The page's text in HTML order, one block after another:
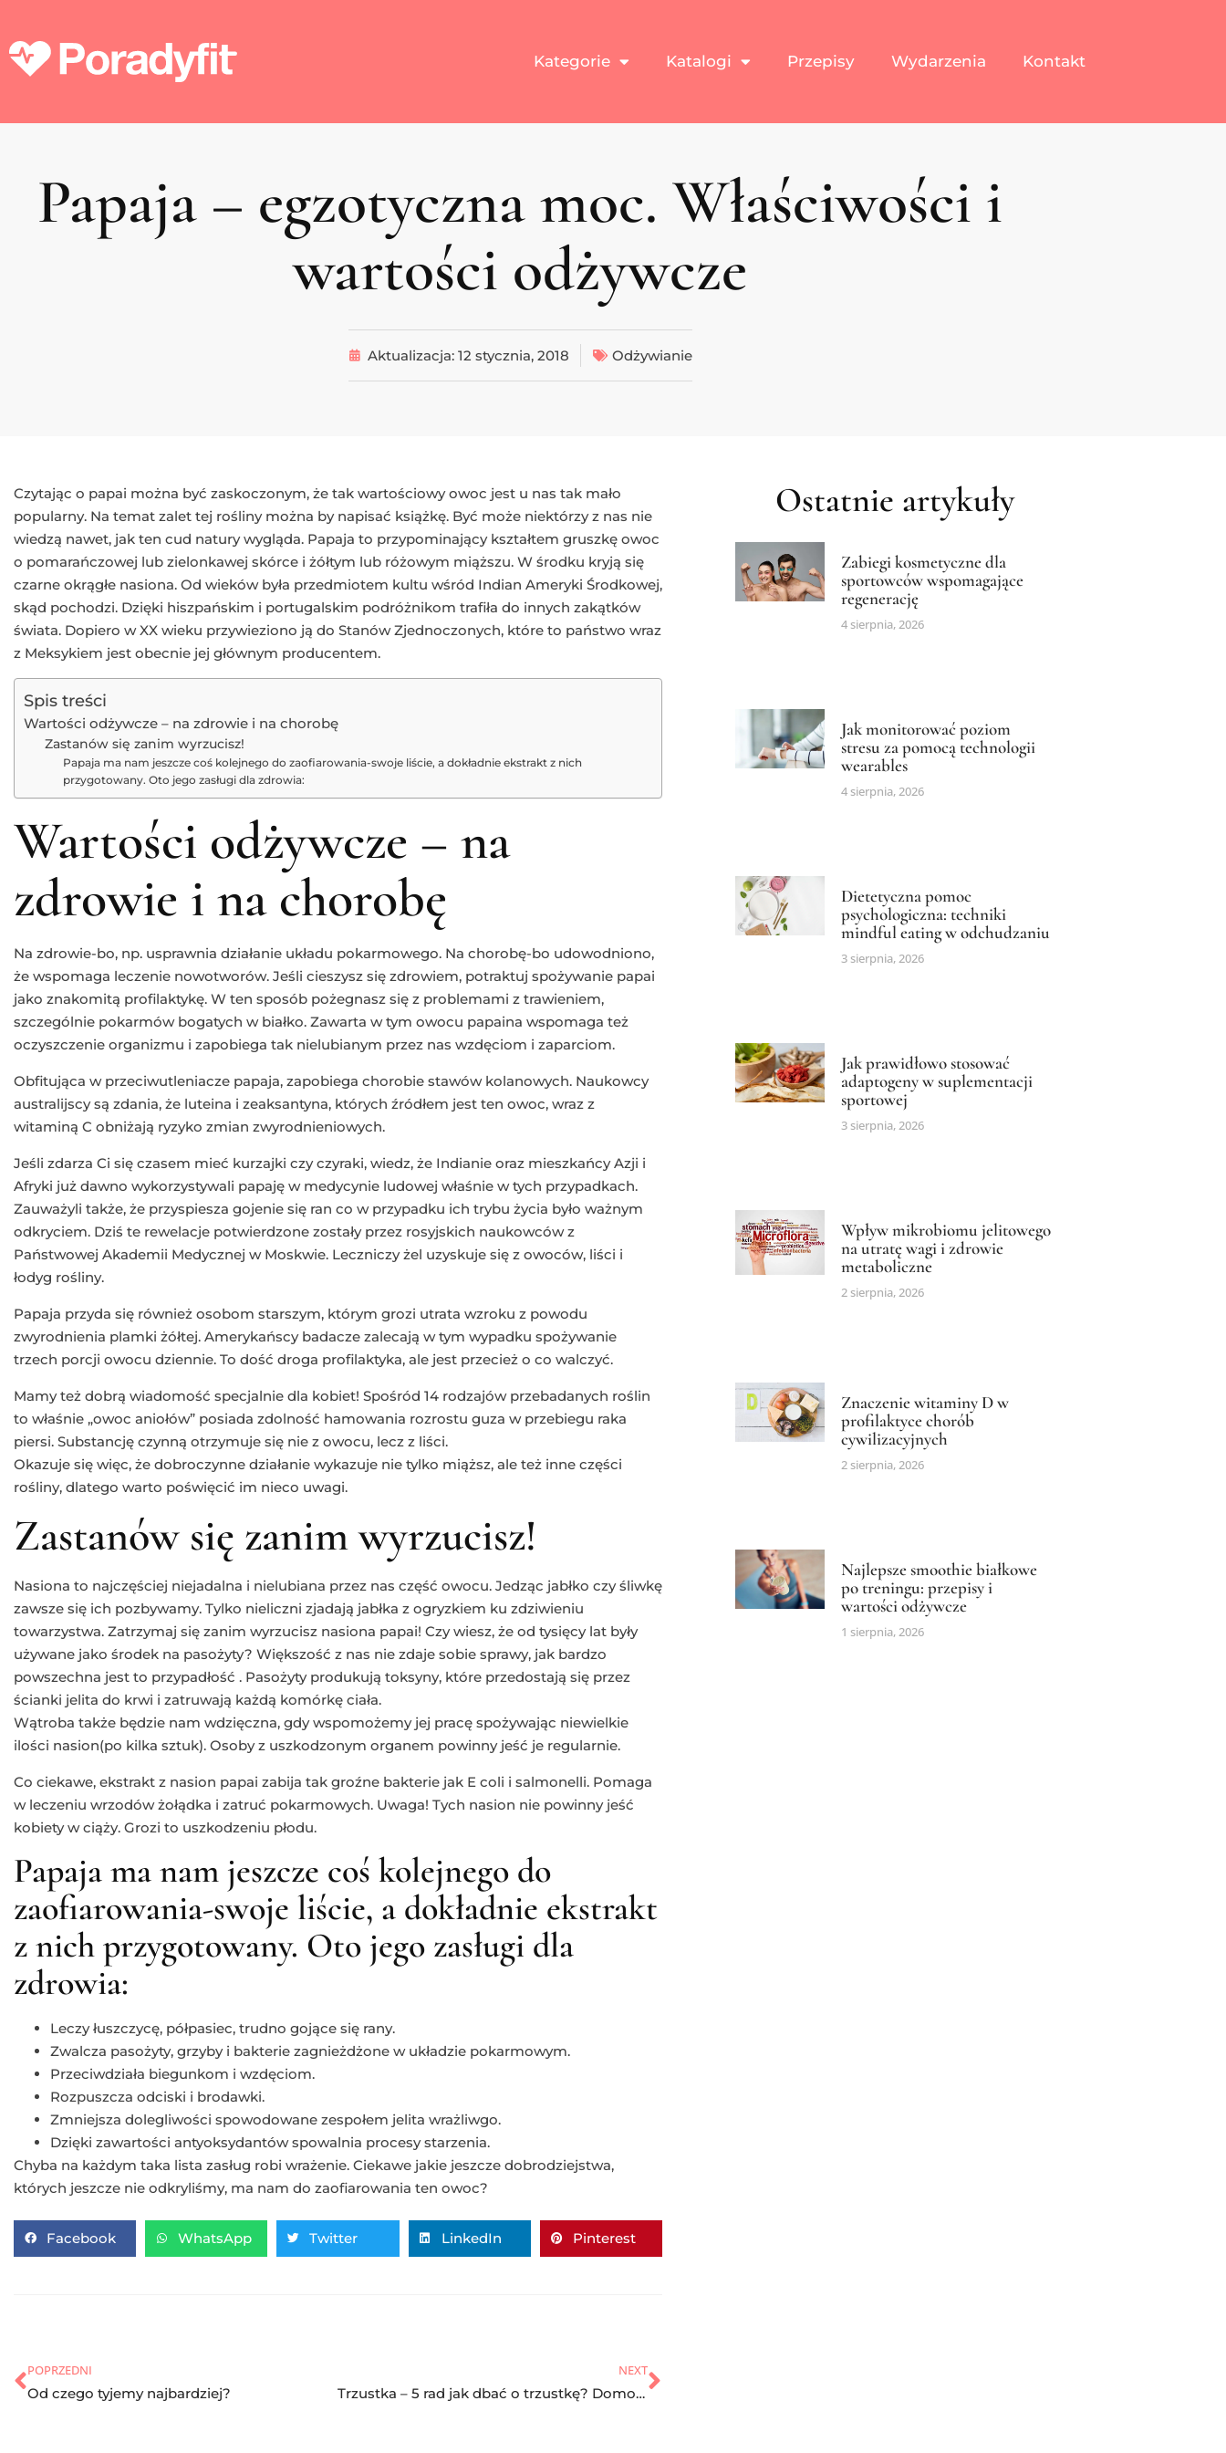
Kategorie Katalogi Przepisy Wydarzenia Kontakt
Papaja – egzotyczna moc. Właściwości i
wartości odżywcze
Aktualizacja: 12 stycznia, 2018 Odżywianie
Czytając o papai można być zaskoczonym, że tak wartościowy owoc jest u nas tak mało
popularny. Na temat zalet tej rośliny można by napisać książkę. Być może niektórzy z nas nie
wiedzą nawet, jak ten cud natury wygląda. Papaja to przypominający kształtem gruszkę owoc
o pomarańczowej lub zielonkawej skórce i żółtym lub różowym miąższu. W środku kryją się
czarne okrągłe nasiona. Od wieków była przedmiotem kultu wśród Indian Ameryki Środkowej,
skąd pochodzi. Dzięki hiszpańskim i portugalskim podróżnikom trafiła do innych zakątków
świata. Dopiero w XX wieku przywieziono ją do Stanów Zjednoczonych, które to państwo wraz
z Meksykiem jest obecnie jej głównym producentem.
Spis treści
Wartości odżywcze – na zdrowie i na chorobę
Zastanów się zanim wyrzucisz!
Papaja ma nam jeszcze coś kolejnego do zaofiarowania-swoje liście, a dokładnie ekstrakt z nich
przygotowany. Oto jego zasługi dla zdrowia:
Wartości odżywcze – na
zdrowie i na chorobę
Na zdrowie-bo, np. usprawnia działanie układu pokarmowego. Na chorobę-bo udowodniono,
że wspomaga leczenie nowotworów. Jeśli cieszysz się zdrowiem, potraktuj spożywanie papai
jako znakomitą profilaktykę. W ten sposób pożegnasz się z problemami z trawieniem,
szczególnie pokarmów bogatych w białko. Zawarta w tym owocu papaina wspomaga też
oczyszczenie organizmu i zapobiega tak nielubianym przez nas wzdęciom i zaparciom.
Obfitująca w przeciwutleniacze papaja, zapobiega chorobie stawów kolanowych. Naukowcy
australijscy są zdania, że luteina i zeaksantyna, których źródłem jest ten owoc, wraz z
witaminą C obniżają ryzyko zmian zwyrodnieniowych.
Jeśli zdarza Ci się czasem mieć kurzajki czy czyraki, wiedz, że Indianie oraz mieszkańcy Azji i
Afryki już dawno wykorzystywali papaję w medycynie ludowej właśnie w tych przypadkach.
Zauważyli także, że przyspiesza gojenie się ran co w przypadku ich trybu życia było ważnym
odkryciem. Dziś te rewelacje potwierdzone zostały przez rosyjskich naukowców z
Państwowej Akademii Medycznej w Moskwie. Leczniczy żel uzyskuje się z owoców, liści i
łodyg rośliny.
Papaja przyda się również osobom starszym, którym grozi utrata wzroku z powodu
zwyrodnienia plamki żółtej. Amerykańscy badacze zalecają w tym wypadku spożywanie
trzech porcji owocu dziennie. To dość droga profilaktyka, ale jest przecież o co walczyć.
Mamy też dobrą wiadomość specjalnie dla kobiet! Spośród 14 rodzajów przebadanych roślin
to właśnie „owoc aniołów” posiada zdolność hamowania rozrostu guza w przebiegu raka
piersi. Substancję czynną otrzymuje się nie z owocu, lecz z liści.
Okazuje się więc, że dobroczynne działanie wykazuje nie tylko miąższ, ale też inne części
rośliny, dlatego warto poświęcić im nieco uwagi.
Zastanów się zanim wyrzucisz!
Nasiona to najczęściej niejadalna i nielubiana przez nas część owocu. Jedząc jabłko czy śliwkę
zawsze się ich pozbywamy. Tylko nieliczni zjadają jabłka z ogryzkiem ku zdziwieniu
towarzystwa. Zatrzymaj się zanim wyrzucisz nasiona papai! Czy wiesz, że od tysięcy lat były
używane jako środek na pasożyty? Większość z nas nie zdaje sobie sprawy, jak bardzo
powszechna jest to przypadłość . Pasożyty produkują toksyny, które przedostają się przez
ścianki jelita do krwi i zatruwają każdą komórkę ciała.
Wątroba także będzie nam wdzięczna, gdy wspomożemy jej pracę spożywając niewielkie
ilości nasion(po kilka sztuk). Osoby z uszkodzonym organem powinny jeść je regularnie.
Co ciekawe, ekstrakt z nasion papai zabija tak groźne bakterie jak E coli i salmonelli. Pomaga
w leczeniu wrzodów żołądka i zatruć pokarmowych. Uwaga! Tych nasion nie powinny jeść
kobiety w ciąży. Grozi to uszkodzeniu płodu.
Papaja ma nam jeszcze coś kolejnego do
zaofiarowania-swoje liście, a dokładnie ekstrakt
z nich przygotowany. Oto jego zasługi dla
zdrowia:
Leczy łuszczycę, półpasiec, trudno gojące się rany.
Zwalcza pasożyty, grzyby i bakterie zagnieżdżone w układzie pokarmowym.
Przeciwdziała biegunkom i wzdęciom.
Rozpuszcza odciski i brodawki.
Zmniejsza dolegliwości spowodowane zespołem jelita wrażliwgo.
Dzięki zawartości antyoksydantów spowalnia procesy starzenia.
Chyba na każdym taka lista zasług robi wrażenie. Ciekawe jakie jeszcze dobrodziejstwa,
których jeszcze nie odkryliśmy, ma nam do zaofiarowania ten owoc?
Facebook WhatsApp Twitter LinkedIn Pinterest
POPRZEDNI
Od czego tyjemy najbardziej?
NEXT
Trzustka – 5 rad jak dbać o trzustkę? Domowe sposoby!
Ostatnie artykuły
Zabiegi kosmetyczne dla
sportowców wspomagające
regenerację
4 sierpnia, 2026
Jak monitorować poziom
stresu za pomocą technologii
wearables
4 sierpnia, 2026
Dietetyczna pomoc
psychologiczna: techniki
mindful eating w odchudzaniu
3 sierpnia, 2026
Jak prawidłowo stosować
adaptogeny w suplementacji
sportowej
3 sierpnia, 2026
Wpływ mikrobiomu jelitowego
na utratę wagi i zdrowie
metaboliczne
2 sierpnia, 2026
Znaczenie witaminy D w
profilaktyce chorób
cywilizacyjnych
2 sierpnia, 2026
Najlepsze smoothie białkowe
po treningu: przepisy i
wartości odżywcze
1 sierpnia, 2026